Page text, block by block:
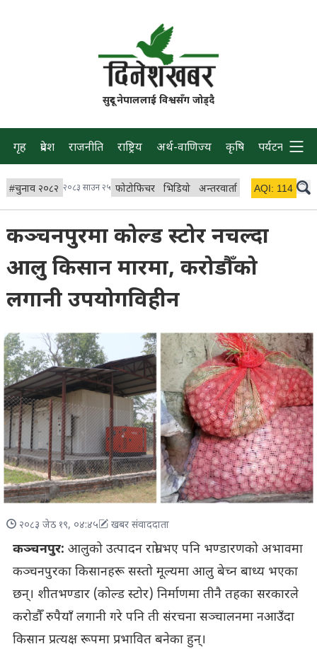
सुदूर नेपाललाई विश्वसँग जोड्दै
गृह प्रदेश राजनीति राष्ट्रिय अर्थ-वाणिज्य कृषि पर्यटन प्रवास
#चुनाव २०८२ २०८३ साउन २५ फोटोफिचर भिडियो अन्तरवार्ता विचार/ब्लग
AQI: 114
कञ्चनपुरमा कोल्ड स्टोर नचल्दा
आलु किसान मारमा, करोडौँको
लगानी उपयोगविहीन
२०८३ जेठ १९, ०४:४५ खबर संवाददाता
कञ्चनपुर: आलुको उत्पादन राम्रो भए पनि भण्डारणको अभावमा
कञ्चनपुरका किसानहरू सस्तो मूल्यमा आलु बेच्न बाध्य भएका
छन्। शीतभण्डार (कोल्ड स्टोर) निर्माणमा तीनै तहका सरकारले
करोडौँ रुपैयाँ लगानी गरे पनि ती संरचना सञ्चालनमा नआउँदा
किसान प्रत्यक्ष रूपमा प्रभावित बनेका हुन्।